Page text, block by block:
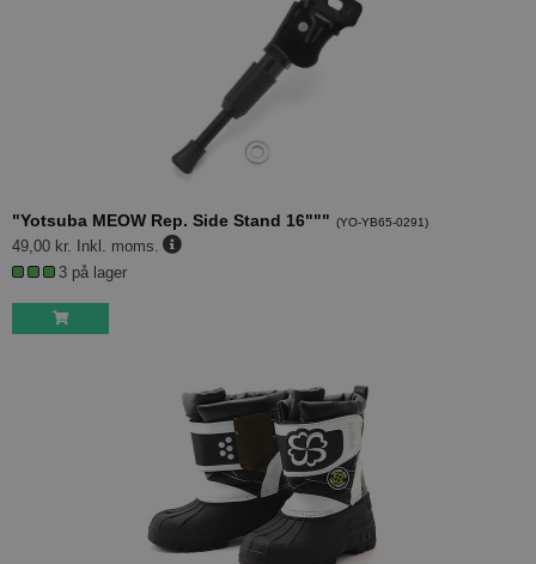
"Yotsuba MEOW Rep. Side Stand 16""" (YO-YB65-0291)
49,00 kr.
Inkl. moms.
3 på lager